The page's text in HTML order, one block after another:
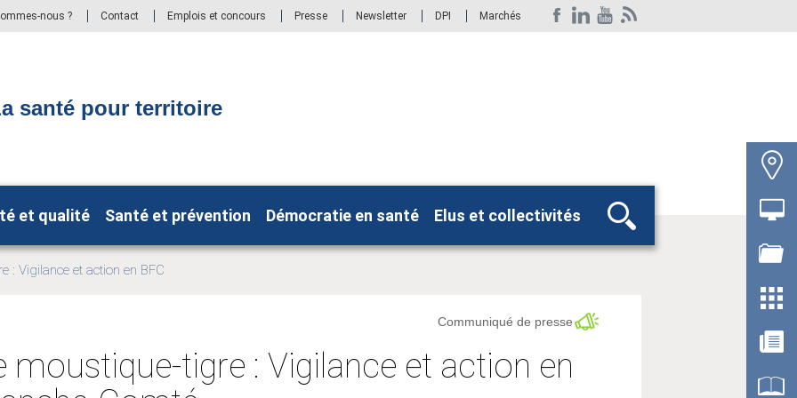
nous ? Contact Emplois et concours Presse Newsletter DPI Marchés
santé pour territoire
et qualité Santé et prévention Démocratie en santé Elus et collectivités
Rechercher
: Vigilance et action en BFC
moustique-tigre : Vigilance et action en
Communiqué de presse